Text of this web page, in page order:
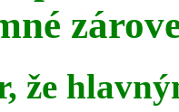
že